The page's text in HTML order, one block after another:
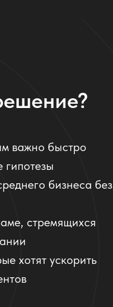
важно быстро
гипотезы
бизнеса без
стремящихся
хотят ускорить